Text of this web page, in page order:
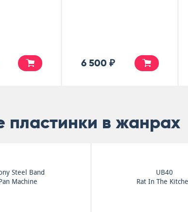
6 500 ₽
пластинки в жанрах
Moore And The
Guitars
Black Uhuru
Sinsemilla